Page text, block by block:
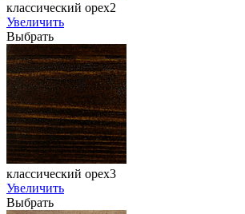
классический орех2
Увеличить
Выбрать
классический орех3
Увеличить
Выбрать